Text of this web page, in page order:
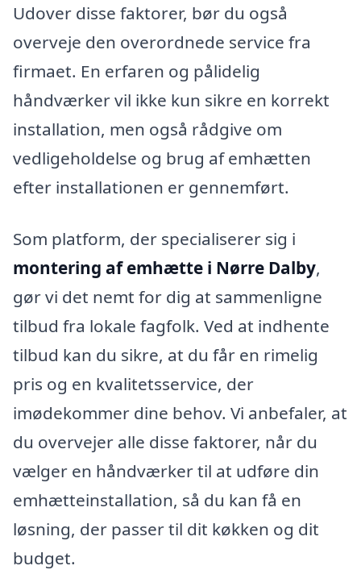
Udover disse faktorer, bør du også
overveje den overordnede service fra
firmaet. En erfaren og pålidelig
håndværker vil ikke kun sikre en korrekt
installation, men også rådgive om
vedligeholdelse og brug af emhætten
efter installationen er gennemført.
Som platform, der specialiserer sig i
montering af emhætte i Nørre Dalby,
gør vi det nemt for dig at sammenligne
tilbud fra lokale fagfolk. Ved at indhente
tilbud kan du sikre, at du får en rimelig
pris og en kvalitetsservice, der
imødekommer dine behov. Vi anbefaler, at
du overvejer alle disse faktorer, når du
vælger en håndværker til at udføre din
emhætteinstallation, så du kan få en
løsning, der passer til dit køkken og dit
budget.